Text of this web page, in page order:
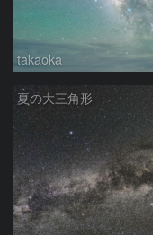
takaoka
夏の大三角形